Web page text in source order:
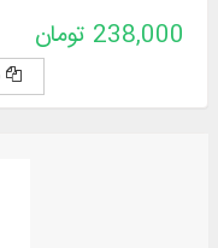
supplications and
Hajj rituals and
jurisprudence...
238,000 تومان